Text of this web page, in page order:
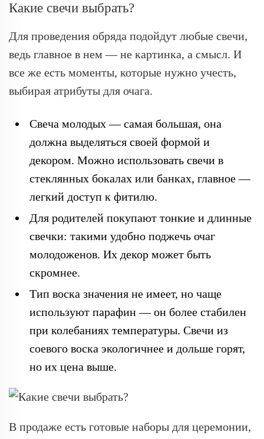
Какие свечи выбрать?
Для проведения обряда подойдут любые свечи,
ведь главное в нем — не картинка, а смысл. И
все же есть моменты, которые нужно учесть,
выбирая атрибуты для очага.
Свеча молодых — самая большая, она
должна выделяться своей формой и
декором. Можно использовать свечи в
стеклянных бокалах или банках, главное —
легкий доступ к фитилю.
Для родителей покупают тонкие и длинные
свечки: такими удобно поджечь очаг
молодоженов. Их декор может быть
скромнее.
Тип воска значения не имеет, но чаще
используют парафин — он более стабилен
при колебаниях температуры. Свечи из
соевого воска экологичнее и дольше горят,
но их цена выше.
В продаже есть готовые наборы для церемонии,